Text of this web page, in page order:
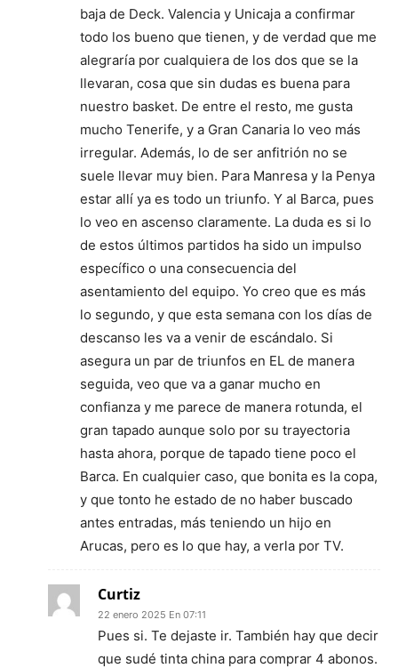
baja de Deck. Valencia y Unicaja a confirmar
todo los bueno que tienen, y de verdad que me
alegraría por cualquiera de los dos que se la
llevaran, cosa que sin dudas es buena para
nuestro basket. De entre el resto, me gusta
mucho Tenerife, y a Gran Canaria lo veo más
irregular. Además, lo de ser anfitrión no se
suele llevar muy bien. Para Manresa y la Penya
estar allí ya es todo un triunfo. Y al Barca, pues
lo veo en ascenso claramente. La duda es si lo
de estos últimos partidos ha sido un impulso
específico o una consecuencia del
asentamiento del equipo. Yo creo que es más
lo segundo, y que esta semana con los días de
descanso les va a venir de escándalo. Si
asegura un par de triunfos en EL de manera
seguida, veo que va a ganar mucho en
confianza y me parece de manera rotunda, el
gran tapado aunque solo por su trayectoria
hasta ahora, porque de tapado tiene poco el
Barca. En cualquier caso, que bonita es la copa,
y que tonto he estado de no haber buscado
antes entradas, más teniendo un hijo en
Arucas, pero es lo que hay, a verla por TV.
Curtiz
22 enero 2025 En 07:11
Pues si. Te dejaste ir. También hay que decir
que sudé tinta china para comprar 4 abonos.